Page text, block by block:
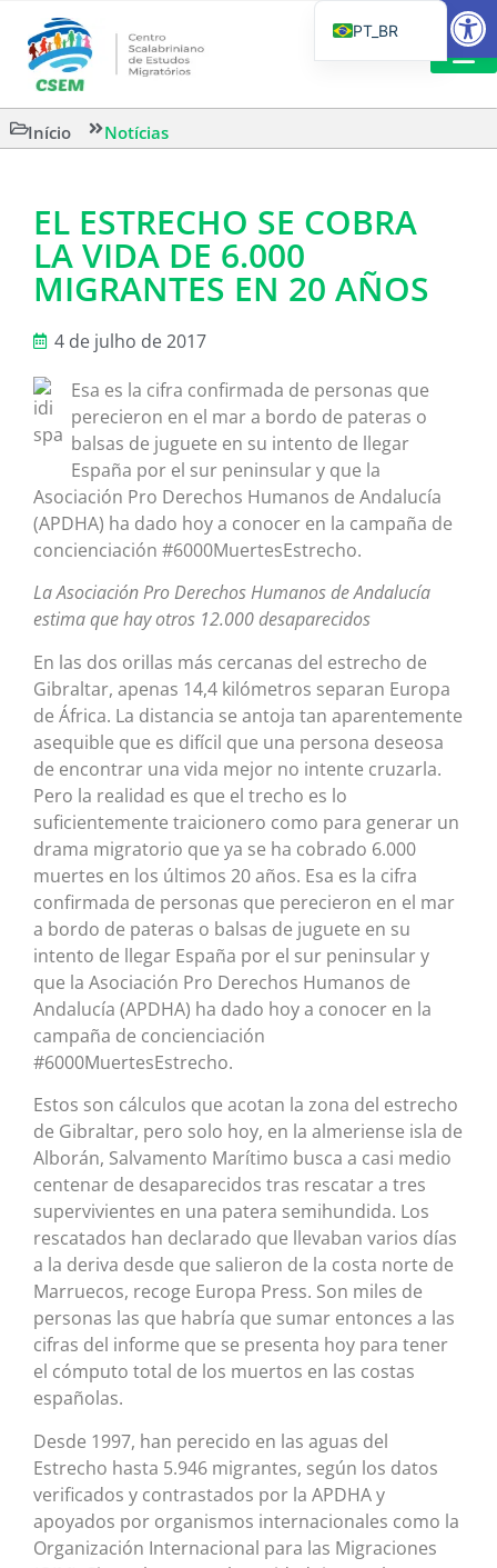
Início Notícias
EL ESTRECHO SE COBRA
LA VIDA DE 6.000
MIGRANTES EN 20 AÑOS
4 de julho de 2017
Esa es la cifra confirmada de personas que
perecieron en el mar a bordo de pateras o
balsas de juguete en su intento de llegar
España por el sur peninsular y que la
Asociación Pro Derechos Humanos de Andalucía
(APDHA) ha dado hoy a conocer en la campaña de
concienciación #6000MuertesEstrecho.
La Asociación Pro Derechos Humanos de Andalucía
estima que hay otros 12.000 desaparecidos
En las dos orillas más cercanas del estrecho de
Gibraltar, apenas 14,4 kilómetros separan Europa
de África. La distancia se antoja tan aparentemente
asequible que es difícil que una persona deseosa
de encontrar una vida mejor no intente cruzarla.
Pero la realidad es que el trecho es lo
suficientemente traicionero como para generar un
drama migratorio que ya se ha cobrado 6.000
muertes en los últimos 20 años. Esa es la cifra
confirmada de personas que perecieron en el mar
a bordo de pateras o balsas de juguete en su
intento de llegar España por el sur peninsular y
que la Asociación Pro Derechos Humanos de
Andalucía (APDHA) ha dado hoy a conocer en la
campaña de concienciación
#6000MuertesEstrecho.
Estos son cálculos que acotan la zona del estrecho
de Gibraltar, pero solo hoy, en la almeriense isla de
Alborán, Salvamento Marítimo busca a casi medio
centenar de desaparecidos tras rescatar a tres
supervivientes en una patera semihundida. Los
rescatados han declarado que llevaban varios días
a la deriva desde que salieron de la costa norte de
Marruecos, recoge Europa Press. Son miles de
personas las que habría que sumar entonces a las
cifras del informe que se presenta hoy para tener
el cómputo total de los muertos en las costas
españolas.
Desde 1997, han perecido en las aguas del
Estrecho hasta 5.946 migrantes, según los datos
verificados y contrastados por la APDHA y
apoyados por organismos internacionales como la
Organización Internacional para las Migraciones
PT_BR
IT